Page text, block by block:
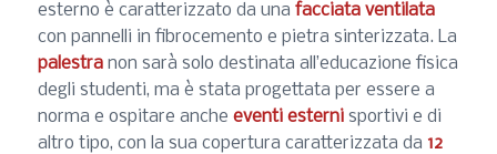
esterno è caratterizzato da una facciata ventilata
con pannelli in fibrocemento e pietra sinterizzata. La
palestranon sarà solo destinata all’educazione fisica
degli studenti, ma è stata progettata per essere a
norma e ospitare anche eventi esternisportivi e di
altro tipo, con la sua copertura caratterizzata da 12